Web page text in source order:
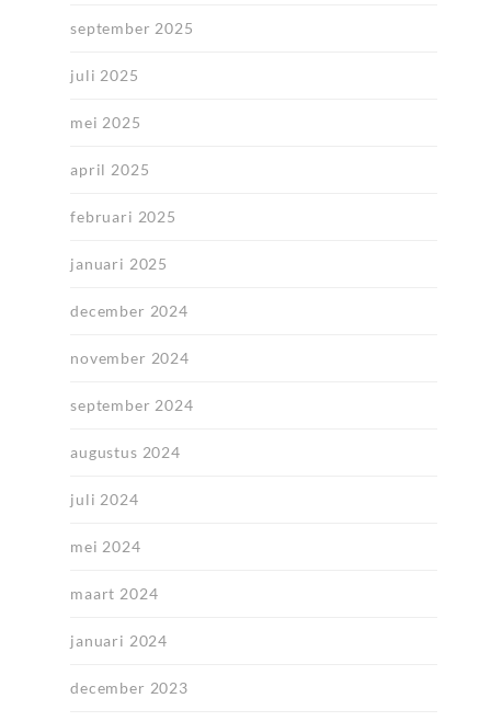
september 2025
juli 2025
mei 2025
april 2025
februari 2025
januari 2025
december 2024
november 2024
september 2024
augustus 2024
juli 2024
mei 2024
maart 2024
januari 2024
december 2023